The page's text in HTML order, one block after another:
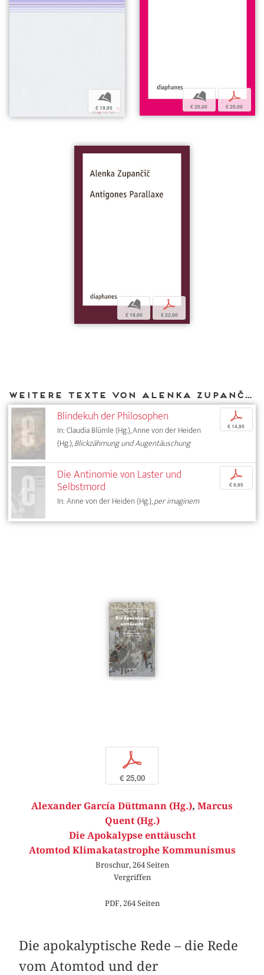
b
€ 19,95
b
€ 20,00
p
€ 20,00
b
€ 18,00
p
€ 22,00
Weitere Texte von Alenka Zupančič bei DIAPHANES
Blindekuh der Philosophen
In: Claudia Blümle (Hg.), Anne von der Heiden
(Hg.),Blickzähmung und Augentäuschung
p
€ 14,95
Die Antinomie von Laster und
Selbstmord
In: Anne von der Heiden (Hg.),per imaginem
p
€ 9,95
p
€ 25,00
Alexander García Düttmann (Hg.), Marcus
Quent (Hg.)
Die Apokalypse enttäuscht
Atomtod Klimakatastrophe Kommunismus
Broschur, 264 Seiten
Vergriffen
PDF, 264 Seiten
Die apokalyptische Rede – die Rede
vom Atomtod und der